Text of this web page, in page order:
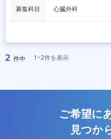
募集科目 心臓外科
2 件中 1~2件を表示
ご希望に
見つか